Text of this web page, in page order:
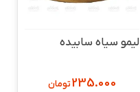
لیمو سیاه سابیده
235.000تومان